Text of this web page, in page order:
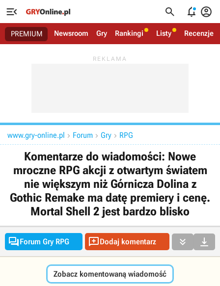
   
PREMIUM Newsroom Gry Rankingi Listy Recenzje
www.gry-online.pl  Forum  Gry  RPG
Komentarze do wiadomości: Nowe
mroczne RPG akcji z otwartym światem
nie większym niż Górnicza Dolina z
Gothic Remake ma datę premiery i cenę.
Mortal Shell 2 jest bardzo blisko
Forum Gry RPG Dodaj komentarz  
Zobacz komentowaną wiadomość